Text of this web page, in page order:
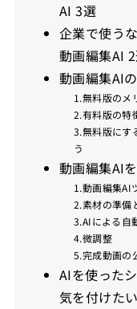
AI 3選
企業で使う
動画編集AI
動画編集AI
1.無料版のメ
2.有料版の特
3.無料版にす
う
動画編集AI
1.動画編集AI
2.素材の準備
3.AIによる自
4.微調整
5.完成動画の
AIを使った
気を付けた